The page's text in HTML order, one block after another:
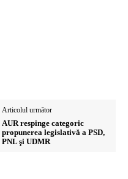
Articolul următor
AUR respinge categoric
propunerea legislativă a PSD,
PNL şi UDMR